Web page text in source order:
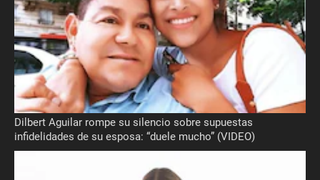
Dilbert Aguilar rompe su silencio sobre supuestas
infidelidades de su esposa: “duele mucho” (VIDEO)